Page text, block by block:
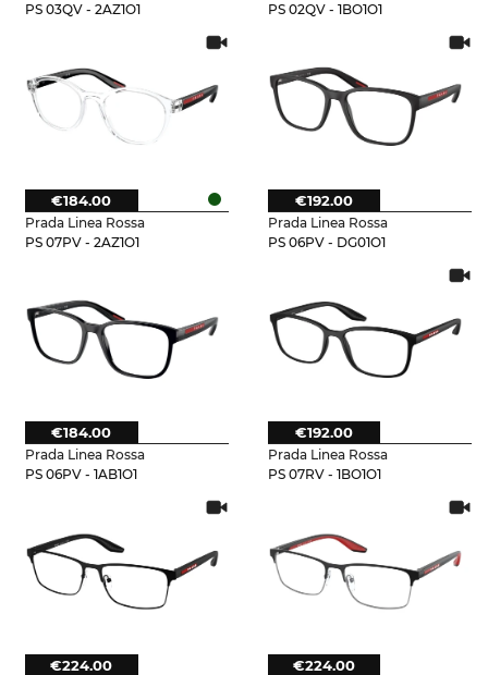
PS 03QV - 2AZ1O1
PS 02QV - 1BO1O1
Prada Linea Rossa
PS 07PV - 2AZ1O1
€184.00
Prada Linea Rossa
PS 06PV - DG01O1
€192.00
Prada Linea Rossa
PS 06PV - 1AB1O1
€184.00
Prada Linea Rossa
PS 07RV - 1BO1O1
€192.00
€224.00 €224.00